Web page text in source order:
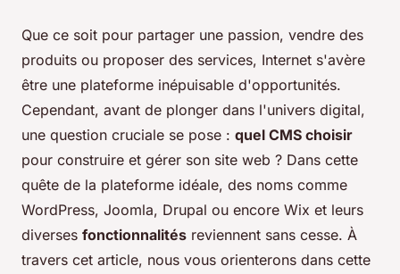
Que ce soit pour partager une passion, vendre des
produits ou proposer des services, Internet s'avère
être une plateforme inépuisable d'opportunités.
Cependant, avant de plonger dans l'univers digital,
une question cruciale se pose : quel CMS choisir
pour construire et gérer son site web ? Dans cette
quête de la plateforme idéale, des noms comme
WordPress, Joomla, Drupal ou encore Wix et leurs
diverses fonctionnalités reviennent sans cesse. À
travers cet article, nous vous orienterons dans cette